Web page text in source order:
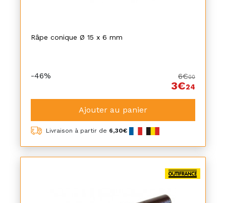
Râpe conique Ø 15 x 6 mm
-46% 6€00
3€24
Ajouter au panier
Livraison à partir de 6,30€